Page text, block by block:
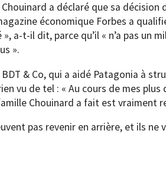
a déclaré que sa décision
économique Forbes a
a-t-il dit, parce qu’il « n’a pas un
».
& Co, qui a aidé Patagonia à
vu de tel : « Au cours de mes plus
Chouinard a fait est vraiment
pas revenir en arrière, et ils ne